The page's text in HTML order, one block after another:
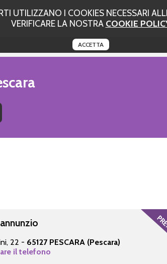
UTILIZZANO I COOKIES NECESSARI
VERIFICARE LA NOSTRA COOKIE
ACCETTA
22 - 65127 PESCARA (Pescara)
il telefono